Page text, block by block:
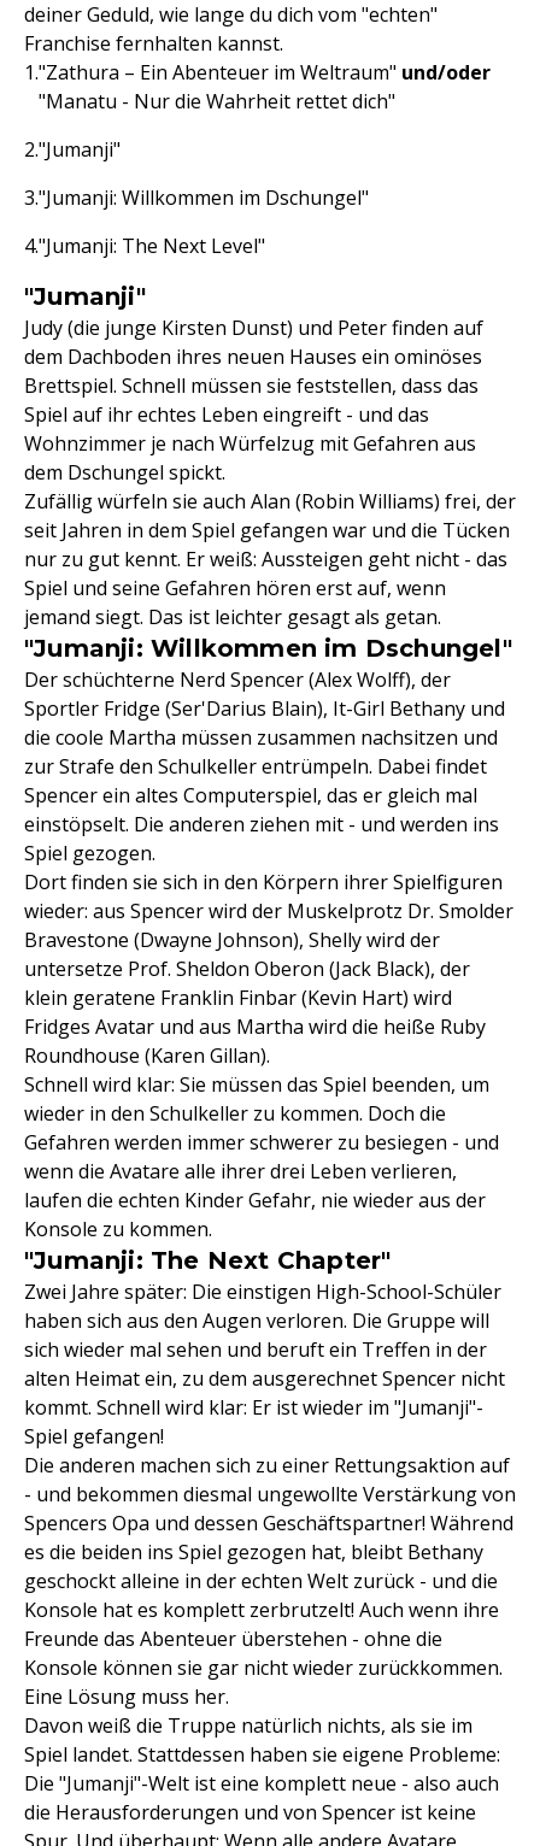
deiner Geduld, wie lange du dich vom "echten"
Franchise fernhalten kannst.
"Zathura – Ein Abenteuer im Weltraum" und/oder
"Manatu - Nur die Wahrheit rettet dich"
"Jumanji"
"Jumanji: Willkommen im Dschungel"
"Jumanji: The Next Level"
"Jumanji"
Judy (die junge Kirsten Dunst) und Peter finden auf
dem Dachboden ihres neuen Hauses ein ominöses
Brettspiel. Schnell müssen sie feststellen, dass das
Spiel auf ihr echtes Leben eingreift - und das
Wohnzimmer je nach Würfelzug mit Gefahren aus
dem Dschungel spickt.
Zufällig würfeln sie auch Alan (Robin Williams) frei, der
seit Jahren in dem Spiel gefangen war und die Tücken
nur zu gut kennt. Er weiß: Aussteigen geht nicht - das
Spiel und seine Gefahren hören erst auf, wenn
jemand siegt. Das ist leichter gesagt als getan.
"Jumanji: Willkommen im Dschungel"
Der schüchterne Nerd Spencer (Alex Wolff), der
Sportler Fridge (Ser'Darius Blain), It-Girl Bethany und
die coole Martha müssen zusammen nachsitzen und
zur Strafe den Schulkeller entrümpeln. Dabei findet
Spencer ein altes Computerspiel, das er gleich mal
einstöpselt. Die anderen ziehen mit - und werden ins
Spiel gezogen.
Dort finden sie sich in den Körpern ihrer Spielfiguren
wieder: aus Spencer wird der Muskelprotz Dr. Smolder
Bravestone (Dwayne Johnson), Shelly wird der
untersetze Prof. Sheldon Oberon (Jack Black), der
klein geratene Franklin Finbar (Kevin Hart) wird
Fridges Avatar und aus Martha wird die heiße Ruby
Roundhouse (Karen Gillan).
Schnell wird klar: Sie müssen das Spiel beenden, um
wieder in den Schulkeller zu kommen. Doch die
Gefahren werden immer schwerer zu besiegen - und
wenn die Avatare alle ihrer drei Leben verlieren,
laufen die echten Kinder Gefahr, nie wieder aus der
Konsole zu kommen.
"Jumanji: The Next Chapter"
Zwei Jahre später: Die einstigen High-School-Schüler
haben sich aus den Augen verloren. Die Gruppe will
sich wieder mal sehen und beruft ein Treffen in der
alten Heimat ein, zu dem ausgerechnet Spencer nicht
kommt. Schnell wird klar: Er ist wieder im "Jumanji"-
Spiel gefangen!
Die anderen machen sich zu einer Rettungsaktion auf
- und bekommen diesmal ungewollte Verstärkung von
Spencers Opa und dessen Geschäftspartner! Während
es die beiden ins Spiel gezogen hat, bleibt Bethany
geschockt alleine in der echten Welt zurück - und die
Konsole hat es komplett zerbrutzelt! Auch wenn ihre
Freunde das Abenteuer überstehen - ohne die
Konsole können sie gar nicht wieder zurückkommen.
Eine Lösung muss her.
Davon weiß die Truppe natürlich nichts, als sie im
Spiel landet. Stattdessen haben sie eigene Probleme:
Die "Jumanji"-Welt ist eine komplett neue - also auch
die Herausforderungen und von Spencer ist keine